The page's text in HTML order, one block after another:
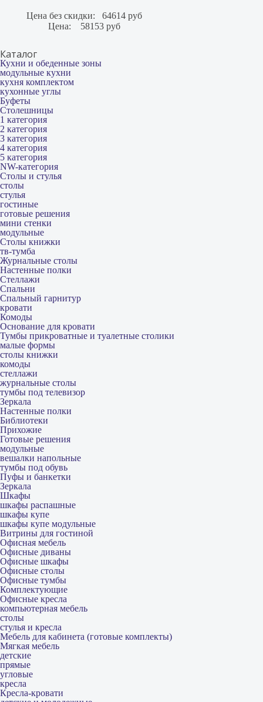
Цена без скидки:
64614 руб
Цена:
58153 руб
Каталог
Кухни и обеденные зоны
модульные кухни
кухня комплектом
кухонные углы
Буфеты
Столешницы
1 категория
2 категория
3 категория
4 категория
5 категория
NW-категория
Столы и стулья
столы
стулья
гостиные
готовые решения
мини стенки
модульные
Столы книжки
тв-тумба
Журнальные столы
Настенные полки
Стеллажи
Спальни
Спальный гарнитур
кровати
Комоды
Основание для кровати
Тумбы прикроватные и туалетные столики
малые формы
столы книжки
комоды
стеллажи
журнальные столы
тумбы под телевизор
Зеркала
Настенные полки
Библиотеки
Прихожие
Готовые решения
модульные
вешалки напольные
тумбы под обувь
Пуфы и банкетки
Зеркала
Шкафы
шкафы распашные
шкафы купе
шкафы купе модульные
Витрины для гостиной
Офисная мебель
Офисные диваны
Офисные шкафы
Офисные столы
Офисные тумбы
Комплектующие
Офисные кресла
компьютерная мебель
столы
стулья и кресла
Мебель для кабинета (готовые комплекты)
Мягкая мебель
детские
прямые
угловые
кресла
Кресла-кровати